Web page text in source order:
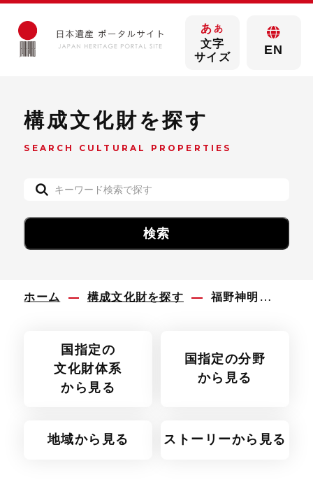
あ あ
文字
サイズ
EN
構成文化財を探す
SEARCH CULTURAL PROPERTIES
ホーム 構成文化財を探す 福野神明社 春季祭礼曳山
国指定の
文化財体系
から見る
国指定の分野
から見る
地域から見る ストーリーから見る